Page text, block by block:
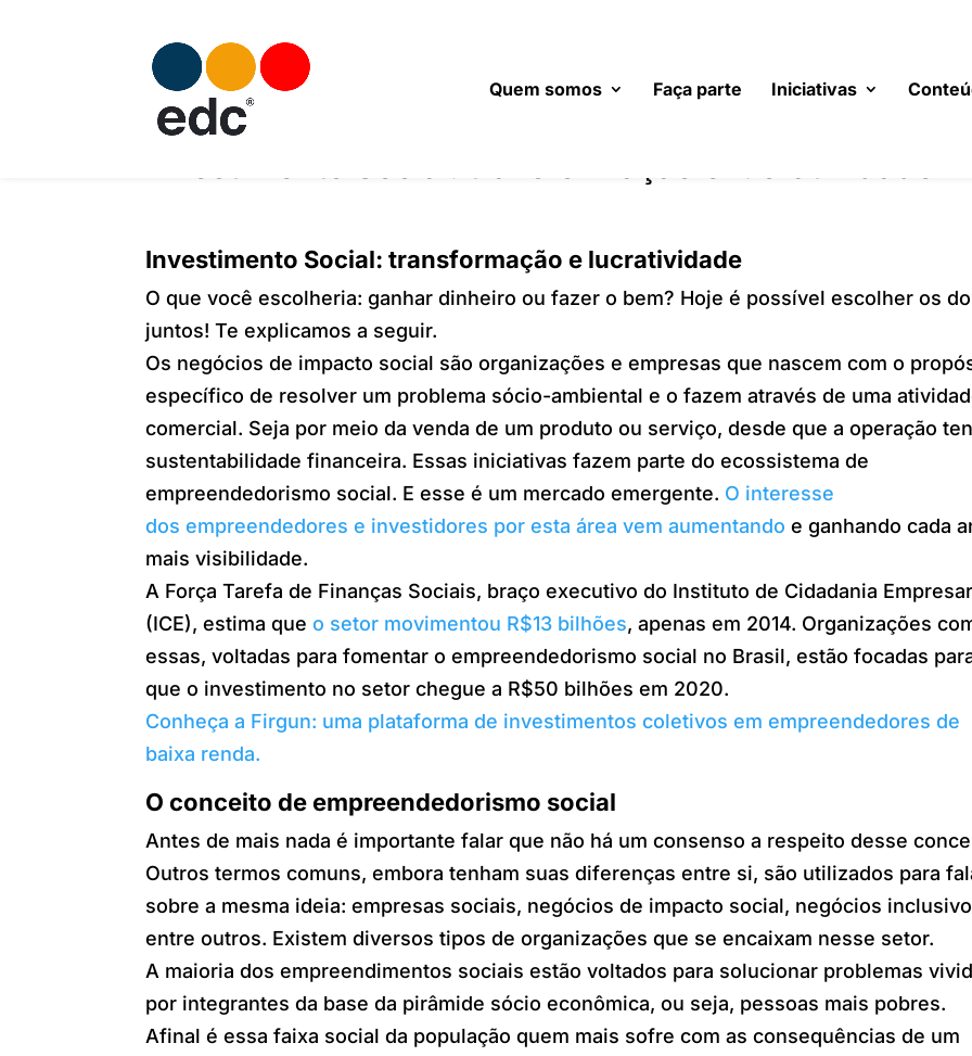
Quem somos Faça parte Iniciativas
Investimento Social: transformação e lucratividade
O que você escolheria: ganhar dinheiro ou fazer o bem? Hoje é possível escolher os
juntos! Te explicamos a seguir.
Os negócios de impacto social são organizações e empresas que nascem com o
específico de resolver um problema sócio-ambiental e o fazem através de uma
comercial. Seja por meio da venda de um produto ou serviço, desde que a operação
sustentabilidade financeira. Essas iniciativas fazem parte do ecossistema de
empreendedorismo social. E esse é um mercado emergente. O interesse
dos empreendedores e investidores por esta área vem aumentando e ganhando cada
mais visibilidade.
A Força Tarefa de Finanças Sociais, braço executivo do Instituto de Cidadania
(ICE), estima queo setor movimentou R$13 bilhões, apenas em 2014. Organizações
essas, voltadas para fomentar o empreendedorismo social no Brasil, estão focadas
que o investimento no setor chegue a R$50 bilhões em 2020.
Conheça a Firgun: uma plataforma de investimentos coletivos em empreendedores de
baixa renda.
O conceito de empreendedorismo social
Antes de mais nada é importante falar que não há um consenso a respeito desse
Outros termos comuns, embora tenham suas diferenças entre si, são utilizados para
sobre a mesma ideia: empresas sociais, negócios de impacto social, negócios
entre outros. Existem diversos tipos de organizações que se encaixam nesse setor.
A maioria dos empreendimentos sociais estão voltados para solucionar problemas
por integrantes da base da pirâmide sócio econômica, ou seja, pessoas mais pobres.
Afinal é essa faixa social da população quem mais sofre com as consequências de um